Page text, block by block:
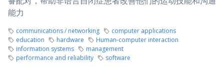
能力
communications / networking
computer applications
education
hardware
Human-computer interaction
information systems
management
performance and reliability
software